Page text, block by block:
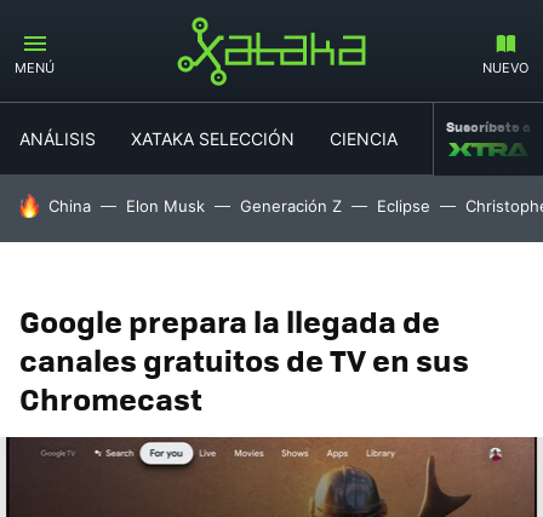
MENÚ NUEVO
ANÁLISIS XATAKA SELECCIÓN CIENCIA MOVILIDAD
Suscríbete a
HOY SE HABLA DE
China Elon Musk Generación Z Eclipse
Google prepara la llegada de
canales gratuitos de TV en sus
Chromecast